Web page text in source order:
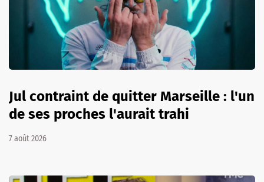
Jul contraint de quitter Marseille : l'un
de ses proches l'aurait trahi
7 août 2026